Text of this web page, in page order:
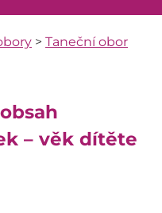
> Taneční obor
– věk dítěte